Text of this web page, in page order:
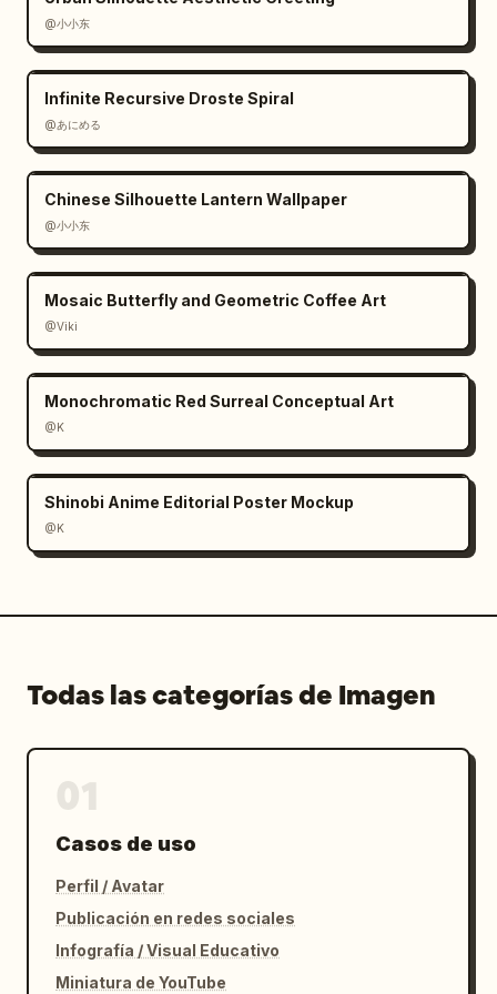
smartphones, exactamente 3 viajeras y
exactamente 3 escenas urbanas distintas. No
añadas teléfonos adicionales, personajes
principales extra, logotipos, marcas de agua
o elementos confusos ilegibles. Mantén el
texto de la imagen limitado a las etiquetas
Nueva York.
@小小东
Infinite Recursive Droste Spiral
@あにめる
Chinese Silhouette Lantern Wallpaper
@小小东
Mosaic Butterfly and Geometric Coffee Art
@Viki
Monochromatic Red Surreal Conceptual Art
@K
Shinobi Anime Editorial Poster Mockup
@K
Todas las categorías de Imagen
Casos de uso
Perfil / Avatar
Publicación en redes sociales
Infografía / Visual Educativo
Miniatura de YouTube